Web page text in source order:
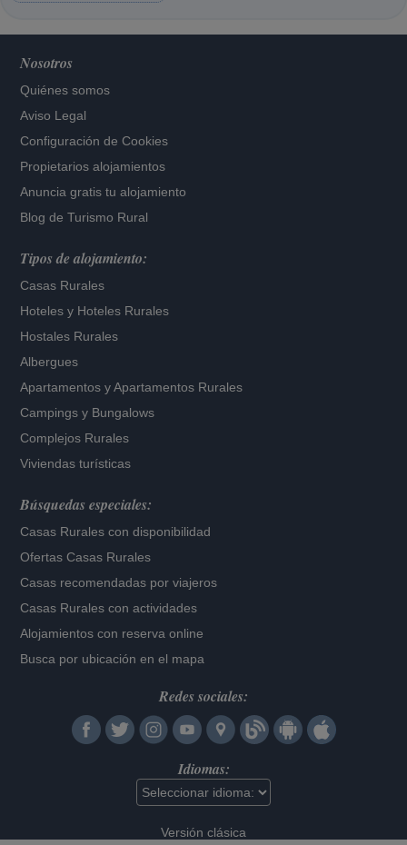
Nosotros
Quiénes somos
Aviso Legal
Configuración de Cookies
Propietarios alojamientos
Anuncia gratis tu alojamiento
Blog de Turismo Rural
Tipos de alojamiento:
Casas Rurales
Hoteles y Hoteles Rurales
Hostales Rurales
Albergues
Apartamentos yApartamentos Rurales
Campings y Bungalows
Complejos Rurales
Viviendas turísticas
Búsquedas especiales:
Casas Rurales con disponibilidad
Ofertas Casas Rurales
Casas recomendadas por viajeros
Casas Rurales con actividades
Alojamientos con reserva online
Busca por ubicación en el mapa
Redes sociales:
Idiomas:
Versión clásica